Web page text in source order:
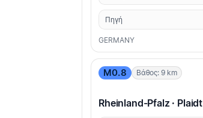
Πηγή
GERMANY
M0.8 Βάθος: 9 km
Rheinland-Pfalz · Plaidt